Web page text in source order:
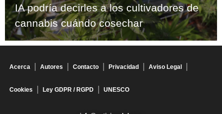
IA podría decirles a los cultivadores de
cannabis cuándo cosechar
Acerca Autores Contacto Privacidad Aviso Legal
Cookies Ley GDPR / RGPD UNESCO